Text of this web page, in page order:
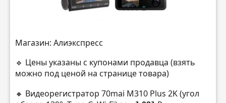
Магазин: Алиэкспресс
🔹 Цены указаны с купонами продавца (взять
можно под ценой на странице товара)
🔸 Видеорегистратор 70mai M310 Plus 2K (угол